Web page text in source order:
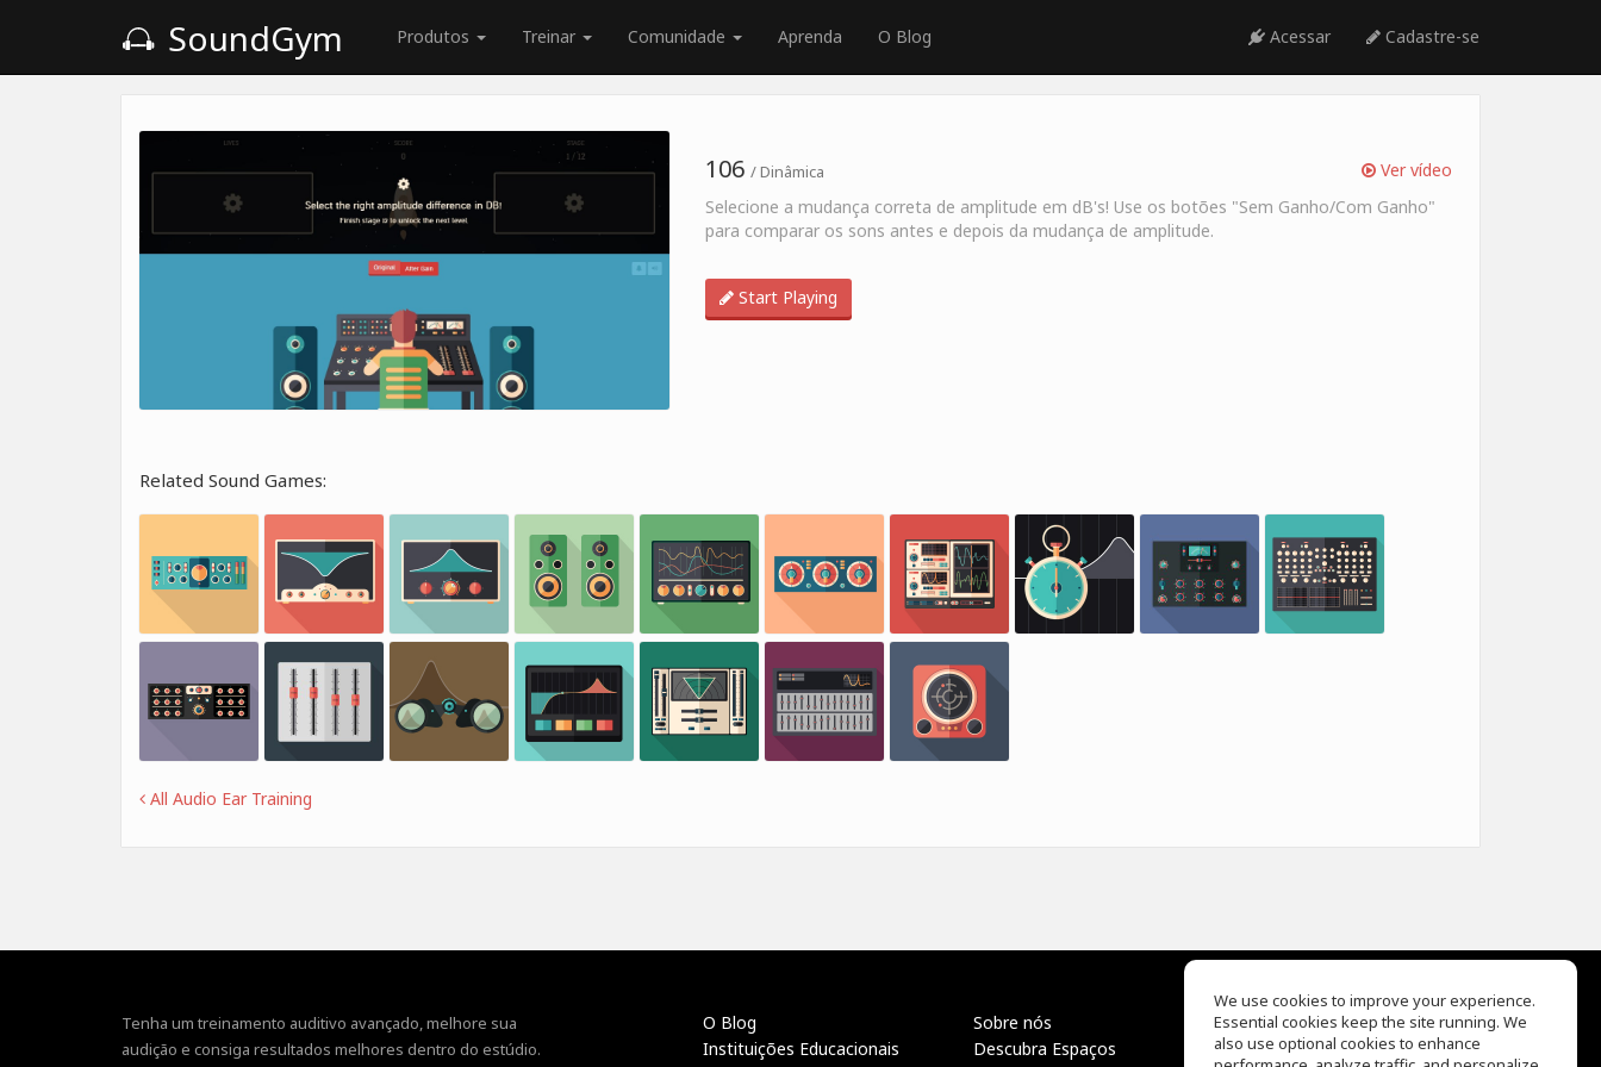
SoundGym Produtos Treinar Comunidade Aprenda O Blog Acessar Cadastre-se
Ver vídeo
106 / Dinâmica
Selecione a mudança correta de amplitude em dB's! Use os botões "Sem Ganho/Com Ganho"
para comparar os sons antes e depois da mudança de amplitude.
Start Playing
Related Sound Games:
All Audio Ear Training
Tenha um treinamento auditivo avançado, melhore sua
audição e consiga resultados melhores dentro do estúdio.
O Blog
Instituições Educacionais
Sobre nós
Descubra Espaços
EQ Ear Training
Drum Machine
We use cookies to improve your experience.
Essential cookies keep the site running. We
also use optional cookies to enhance